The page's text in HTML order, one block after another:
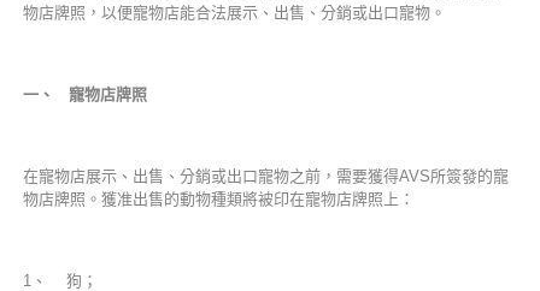
物店牌照，以便寵物店能合法展示、出售、分銷或出口寵物。
一、 寵物店牌照
在寵物店展示、出售、分銷或出口寵物之前，需要獲得AVS所簽發的寵
物店牌照。獲准出售的動物種類將被印在寵物店牌照上：
1、 狗；